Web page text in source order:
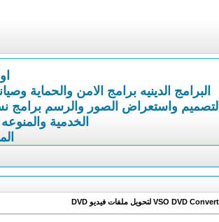
البرامج الدينيه برامج الامن والحماية
التصميم واستعراض الصور والرسم برامج
الخدمية والمنوعه